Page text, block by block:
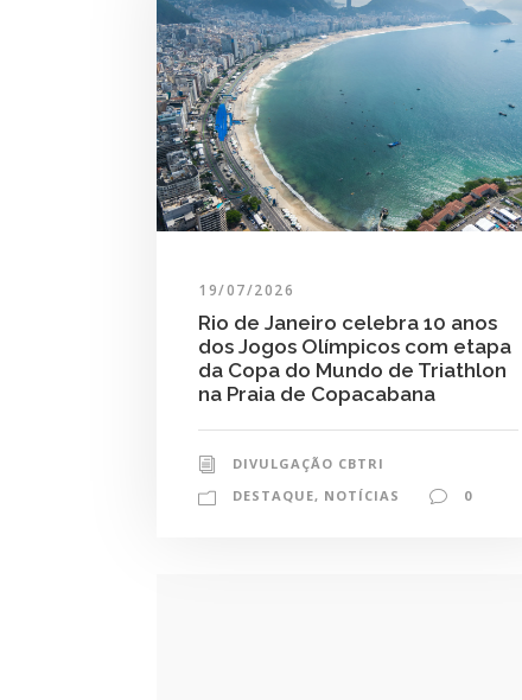
19/07/2026
Rio de Janeiro celebra 10 anos
dos Jogos Olímpicos com etapa
da Copa do Mundo de Triathlon
na Praia de Copacabana
DIVULGAÇÃO CBTRI
DESTAQUE, NOTÍCIAS 0